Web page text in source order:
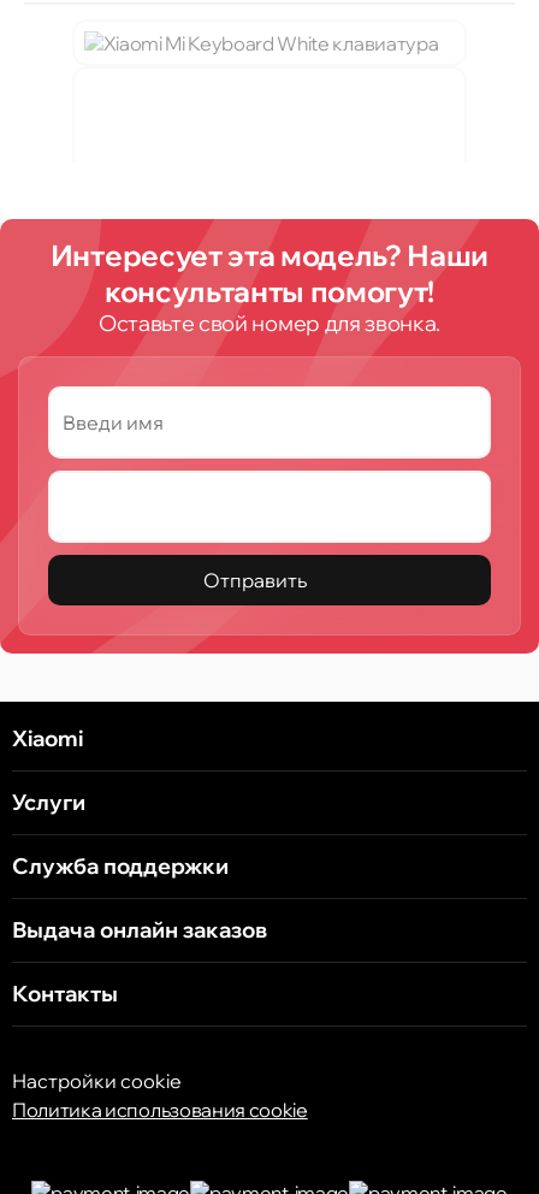
Интересует эта модель? Наши
консультанты помогут!
Оставьте свой номер для звонка.
Отправить
Xiaomi
Услуги
Служба поддержки
Выдача онлайн заказов
Контакты
Настройки cookie
Политика использования cookie